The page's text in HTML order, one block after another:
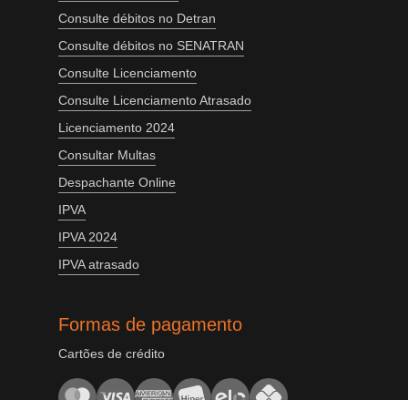
Consulte débitos no Detran
Consulte débitos no SENATRAN
Consulte Licenciamento
Consulte Licenciamento Atrasado
Licenciamento 2024
Consultar Multas
Despachante Online
IPVA
IPVA 2024
IPVA atrasado
Formas de pagamento
Cartões de crédito